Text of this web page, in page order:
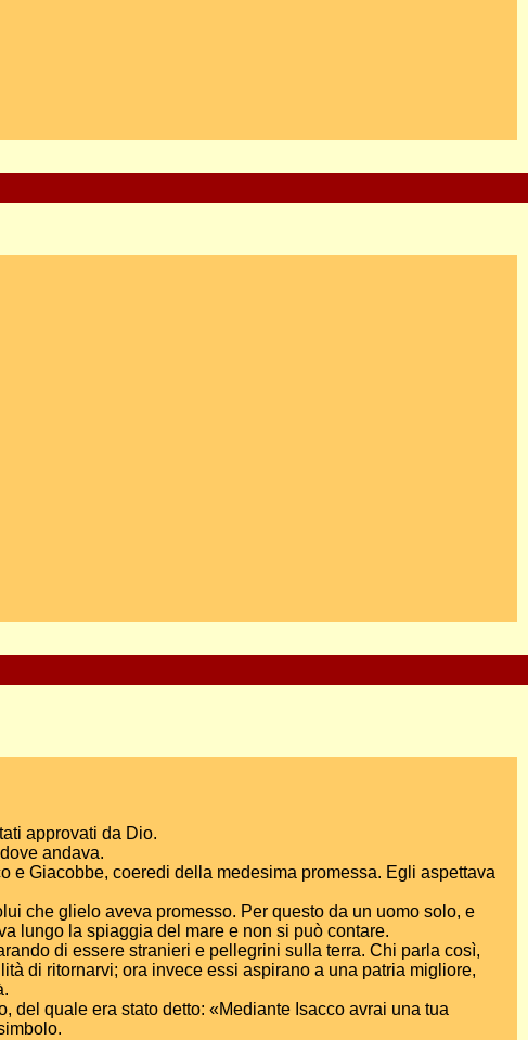
approvati da Dio.
andava.
e Giacobbe, coeredi della medesima promessa. Egli aspettava
che glielo aveva promesso. Per questo da un uomo solo, e
lungo la spiaggia del mare e non si può contare.
di essere stranieri e pellegrini sulla terra. Chi parla così,
di ritornarvi; ora invece essi aspirano a una patria migliore,
del quale era stato detto: «Mediante Isacco avrai una tua